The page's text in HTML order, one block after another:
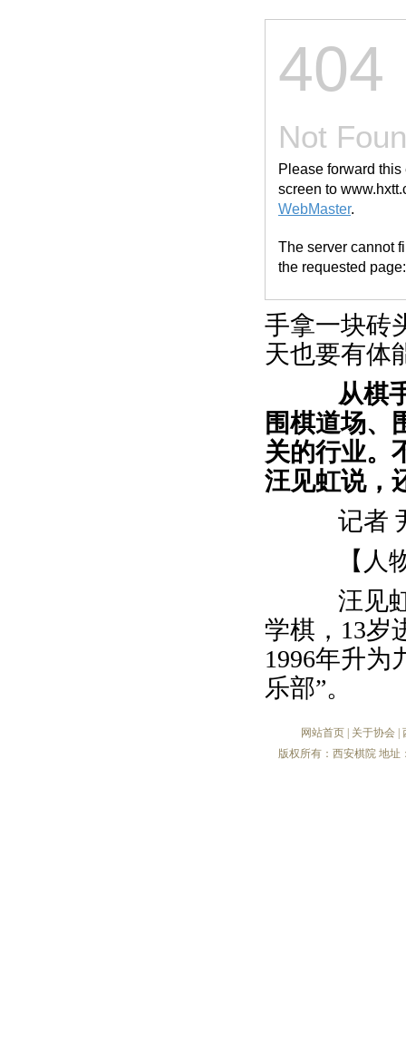
手拿一块砖
天也要有体
从棋
围棋道场、
关的行业。
汪见虹说，
记者
【人物
汪见虹
学棋，13岁
1996年升为
乐部”。
网站首页 关于协会
版权所有：西安棋院 地址